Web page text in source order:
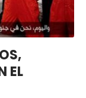
EL